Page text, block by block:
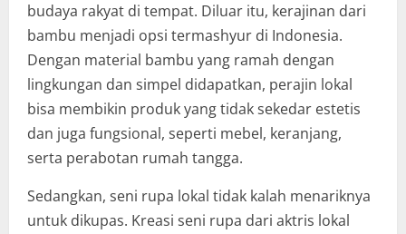
budaya rakyat di tempat. Diluar itu, kerajinan dari
bambu menjadi opsi termashyur di Indonesia.
Dengan material bambu yang ramah dengan
lingkungan dan simpel didapatkan, perajin lokal
bisa membikin produk yang tidak sekedar estetis
dan juga fungsional, seperti mebel, keranjang,
serta perabotan rumah tangga.
Sedangkan, seni rupa lokal tidak kalah menariknya
untuk dikupas. Kreasi seni rupa dari aktris lokal